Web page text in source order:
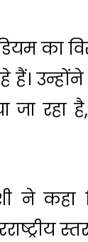
का
हैं।
जा रहा
ने